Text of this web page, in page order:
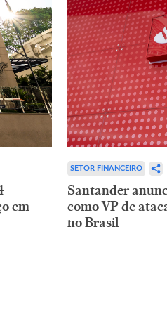
em
SETOR FINANCEIRO
Santander
como VP de
no Brasil